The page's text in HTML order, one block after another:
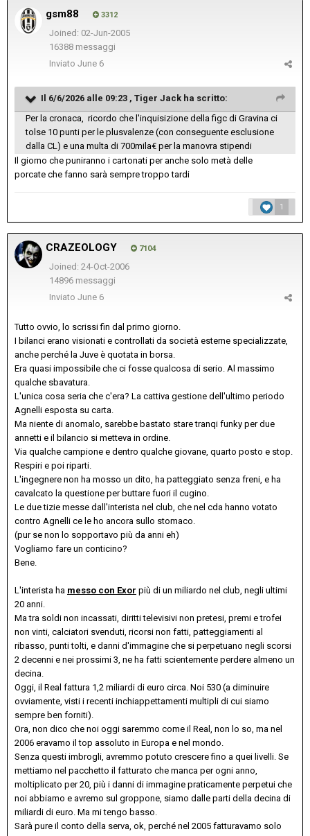
gsm88 3312
Joined: 02-Jun-2005
16388 messaggi
Inviato June 6
Il 6/6/2026 alle 09:23 , Tiger Jack ha scritto:
Per la cronaca, ricordo che l'inquisizione della figc di Gravina ci
tolse 10 punti per le plusvalenze (con conseguente esclusione
dalla CL) e una multa di 700mila€ per la manovra stipendi
Il giorno che puniranno i cartonati per anche solo metà delle
porcate che fanno sarà sempre troppo tardi
1
CRAZEOLOGY 7104
Joined: 24-Oct-2006
14896 messaggi
Inviato June 6
Tutto ovvio, lo scrissi fin dal primo giorno.
I bilanci erano visionati e controllati da società esterne specializzate,
anche perché la Juve è quotata in borsa.
Era quasi impossibile che ci fosse qualcosa di serio. Al massimo
qualche sbavatura.
L'unica cosa seria che c'era? La cattiva gestione dell'ultimo periodo
Agnelli esposta su carta.
Ma niente di anomalo, sarebbe bastato stare tranqi funky per due
annetti e il bilancio si metteva in ordine.
Via qualche campione e dentro qualche giovane, quarto posto e stop.
Respiri e poi riparti.
L'ingegnere non ha mosso un dito, ha patteggiato senza freni, e ha
cavalcato la questione per buttare fuori il cugino.
Le due tizie messe dall'interista nel club, che nel cda hanno votato
contro Agnelli ce le ho ancora sullo stomaco.
(pur se non lo sopportavo più da anni eh)
Vogliamo fare un conticino?
Bene.
L'interista ha messo con Exor più di un miliardo nel club, negli ultimi
20 anni.
Ma tra soldi non incassati, diritti televisivi non pretesi, premi e trofei
non vinti, calciatori svenduti, ricorsi non fatti, patteggiamenti al
ribasso, punti tolti, e danni d'immagine che si perpetuano negli scorsi
2 decenni e nei prossimi 3, ne ha fatti scientemente perdere almeno un
decina.
Oggi, il Real fattura 1,2 miliardi di euro circa. Noi 530 (a diminuire
ovviamente, visti i recenti inchiappettamenti multipli di cui siamo
sempre ben forniti).
Ora, non dico che noi oggi saremmo come il Real, non lo so, ma nel
2006 eravamo il top assoluto in Europa e nel mondo.
Senza questi imbrogli, avremmo potuto crescere fino a quei livelli. Se
mettiamo nel pacchetto il fatturato che manca per ogni anno,
moltiplicato per 20, più i danni di immagine praticamente perpetui che
noi abbiamo e avremo sul groppone, siamo dalle parti della decina di
miliardi di euro. Ma mi tengo basso.
Sarà pure il conto della serva, ok, perché nel 2005 fatturavamo solo